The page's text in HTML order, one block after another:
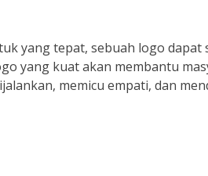
yang tepat, sebuah logo
yang kuat akan membantu
memicu empati, dan